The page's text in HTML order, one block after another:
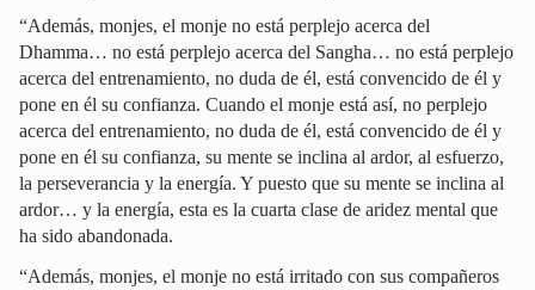
“Además, monjes, el monje no está perplejo acerca del
Dhamma… no está perplejo acerca del Sangha… no está perplejo
acerca del entrenamiento, no duda de él, está convencido de él y
pone en él su confianza. Cuando el monje está así, no perplejo
acerca del entrenamiento, no duda de él, está convencido de él y
pone en él su confianza, su mente se inclina al ardor, al esfuerzo,
la perseverancia y la energía. Y puesto que su mente se inclina al
ardor… y la energía, esta es la cuarta clase de aridez mental que
ha sido abandonada.
“Además, monjes, el monje no está irritado con sus compañeros